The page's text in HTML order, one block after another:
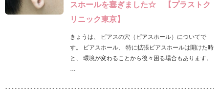
スホールを塞ぎました☆ 【プラストク
リニック東京】
きょうは、 ピアスの穴（ピアスホール）についてで
す。 ピアスホール、 特に拡張ピアスホールは開けた時
と、 環境が変わることから後々困る場合もあります。
…